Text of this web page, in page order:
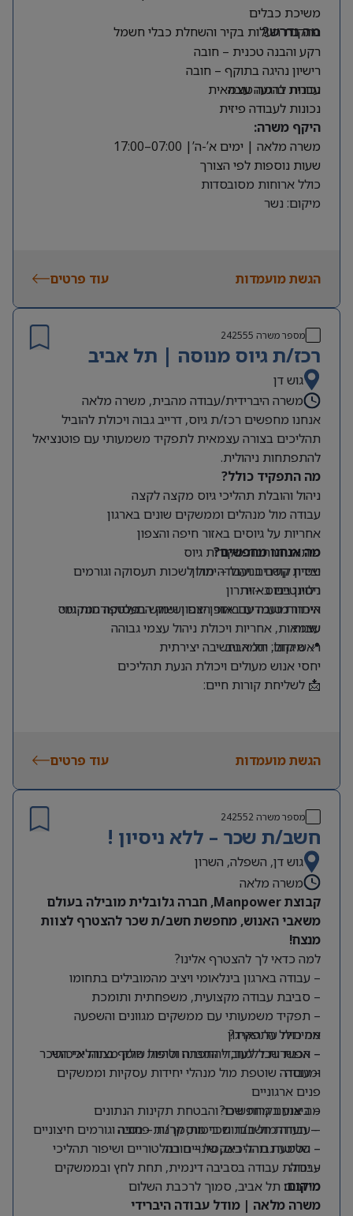
משיכת כבלים
התקנת תעלות בקיר והשחלת כבלי חשמל
מה נדרש?
רקע והבנה טכנית – חובה
רישיון נהיגה בתוקף – חובה
עברית ברמה טובה
נכונות להגעה עצמאית
נכונות לעבודה פיזית
היקף משרה:
משרה מלאה | ימים א’-ה’| 07:00–17:00
שעות נוספות לפי הצורך
כולל ארוחות מסובסדות
מיקום: נשר
הגשת מועמדות עוד פרטים
מספר משרה 242555
רכז/ת גיוס מנוסה | תל אביב
גוש דן
משרה היברידית/עבודה מהבית, משרה מלאה
אנחנו מחפשים רכז/ת גיוס, דרייב גבוה ויכולת להוביל
תהליכים בצורה עצמאית לתפקיד משמעותי עם פוטנציאל
להתפתחות ניהולית.
מה התפקיד כולל?
ניהול והובלת תהליכי גיוס מקצה לקצה
עבודה מול מנהלים וממשקים שונים בארגון
אחריות על גיוסים באזור חיפה והצפון
פיתוח והרחבת מקורות גיוס
יצירת קשרים ועבודה מול לשכות תעסוקה וגורמים
רלוונטיים באזור
איתור מועמדים באופן יזום ושימוש בפלטפורמות גיוס
שונות
מה אנחנו מחפשים?
ניסיון קודם בניהול – יתרון
ניסיון בגיוס – יתרון
היכרות טובה עם אזור הצפון ושוק התעסוקה המקומי
עצמאות, אחריות ויכולת ניהול עצמי גבוהה
ראש גדול, יוזמה וחשיבה יצירתית
יחסי אנוש מעולים ויכולת הנעת תהליכים
📍 מיקום: תל אביב
📩 לשליחת קורות חיים:
הגשת מועמדות עוד פרטים
מספר משרה 242552
חשב/ת שכר – ללא ניסיון !
גוש דן, השפלה, השרון
משרה מלאה
קבוצת Manpower, חברה גלובלית מובילה בעולם
משאבי האנוש, מחפשת חשב/ת שכר להצטרף לצוות
מנצח!
למה כדאי לך להצטרף אלינו?
– עבודה בארגון בינלאומי ויציב מהמובילים בתחומו
– סביבת עבודה מקצועית, משפחתית ותומכת
– תפקיד משמעותי עם ממשקים מגוונים והשפעה
אמיתית על הארגון
– אפשרות ללמוד, להתפתח ולהיות חלק מצוות איכותי
ומנוסה
מה כולל התפקיד?
– הכנת שכר לעובדי החברה וטיפול שוטף בתהליכי השכר
– עבודה שוטפת מול מנהלי יחידות עסקיות וממשקים
פנים ארגוניים
– ביצוע בקרות שכר והבטחת תקינות הנתונים
– עבודה מול חברות ביטוח, קרנות פנסיה וגורמים חיצוניים
– הטמעת תהליכים, שינויים רגולטוריים ושיפור תהליכי
עבודה
מה אנחנו מחפשים?
– תעודת חשב/ת שכר מוסמך/ת – חובה
– שליטה גבוהה באקסל – חובה
– יכולת עבודה בסביבה דינמית, תחת לחץ ובממשקים
מרובים
מיקום: תל אביב, סמוך לרכבת השלום
משרה מלאה | מודל עבודה היברידי